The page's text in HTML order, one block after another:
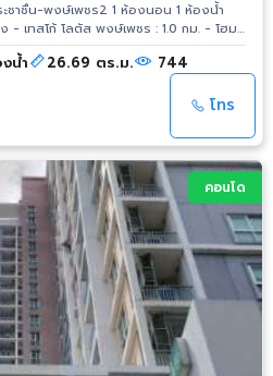
าชื่น-พงษ์เพชร2 1 ห้องนอน 1 ห้องน้ำ
ล์ งามวงศ์วาน : 1.5 กม. - พันธ์ทิพย์
รัตนาธิเบศร์ : 3.8 กม. - เอสพลานาด
ยาบาลนนทเวช : 1.4 กม. - โรงพยาบาล
ลวิภาวดี : 3.4 กม. - มหาวิทยาลัยธุรกิจ
รศาสตร์ : 3.4 กม. - กระทรวง
น้ำ 26.69 ตร.ม. 744
โทร
คอนโด